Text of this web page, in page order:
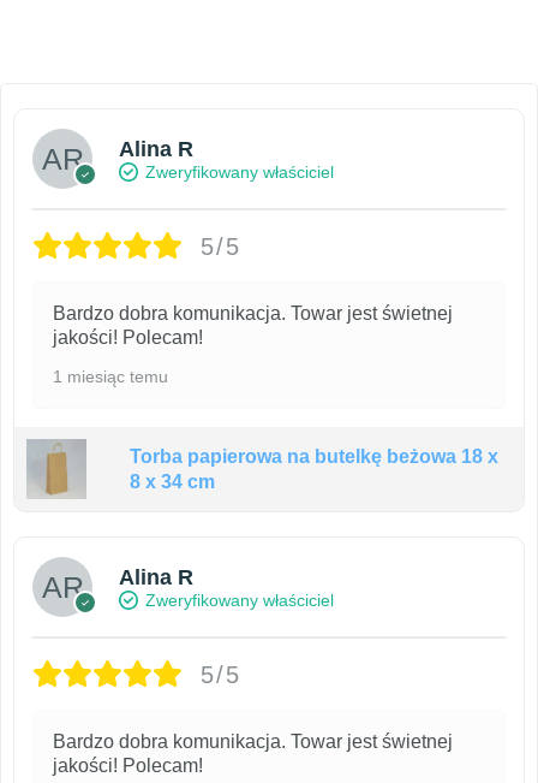
Alina R
Zweryfikowany właściciel
5/5
Bardzo dobra komunikacja. Towar jest świetnej
jakości! Polecam!
1 miesiąc temu
Torba papierowa na butelkę beżowa 18 x
8 x 34 cm
Alina R
Zweryfikowany właściciel
5/5
Bardzo dobra komunikacja. Towar jest świetnej
jakości! Polecam!